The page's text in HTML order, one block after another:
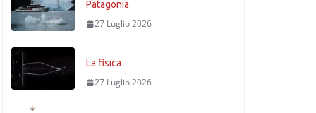
Patagonia
27 Luglio 2026
La fisica
27 Luglio 2026